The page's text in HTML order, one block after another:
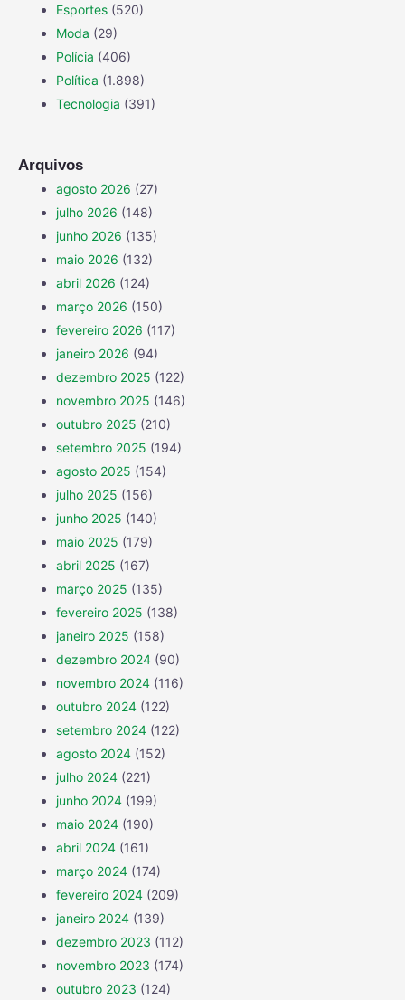
Esportes (520)
Moda (29)
Polícia (406)
Política (1.898)
Tecnologia (391)
Arquivos
agosto 2026 (27)
julho 2026 (148)
junho 2026 (135)
maio 2026 (132)
abril 2026 (124)
março 2026 (150)
fevereiro 2026 (117)
janeiro 2026 (94)
dezembro 2025 (122)
novembro 2025 (146)
outubro 2025 (210)
setembro 2025 (194)
agosto 2025 (154)
julho 2025 (156)
junho 2025 (140)
maio 2025 (179)
abril 2025 (167)
março 2025 (135)
fevereiro 2025 (138)
janeiro 2025 (158)
dezembro 2024 (90)
novembro 2024 (116)
outubro 2024 (122)
setembro 2024 (122)
agosto 2024 (152)
julho 2024 (221)
junho 2024 (199)
maio 2024 (190)
abril 2024 (161)
março 2024 (174)
fevereiro 2024 (209)
janeiro 2024 (139)
dezembro 2023 (112)
novembro 2023 (174)
outubro 2023 (124)